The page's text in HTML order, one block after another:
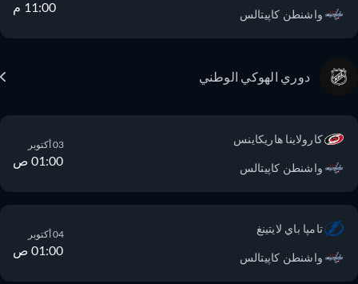
واشنطن كاپيتالس 11:00 م
دوري الهوكي الوطني
كارولاينا هاريكاينس
واشنطن كاپيتالس 01:00 ص
تامپا باي لايتينغ
واشنطن كاپيتالس 01:00 ص